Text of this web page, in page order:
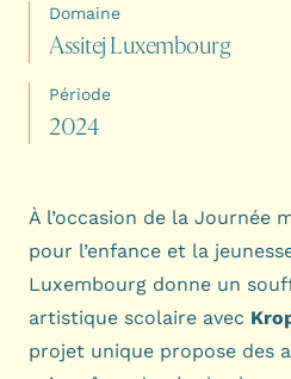
Domaine
Assitej Luxembourg
Période
2024
À l’occasion de la Journée
pour l’enfance et la
Luxembourg donne un
artistique scolaire avec
projet unique propose des